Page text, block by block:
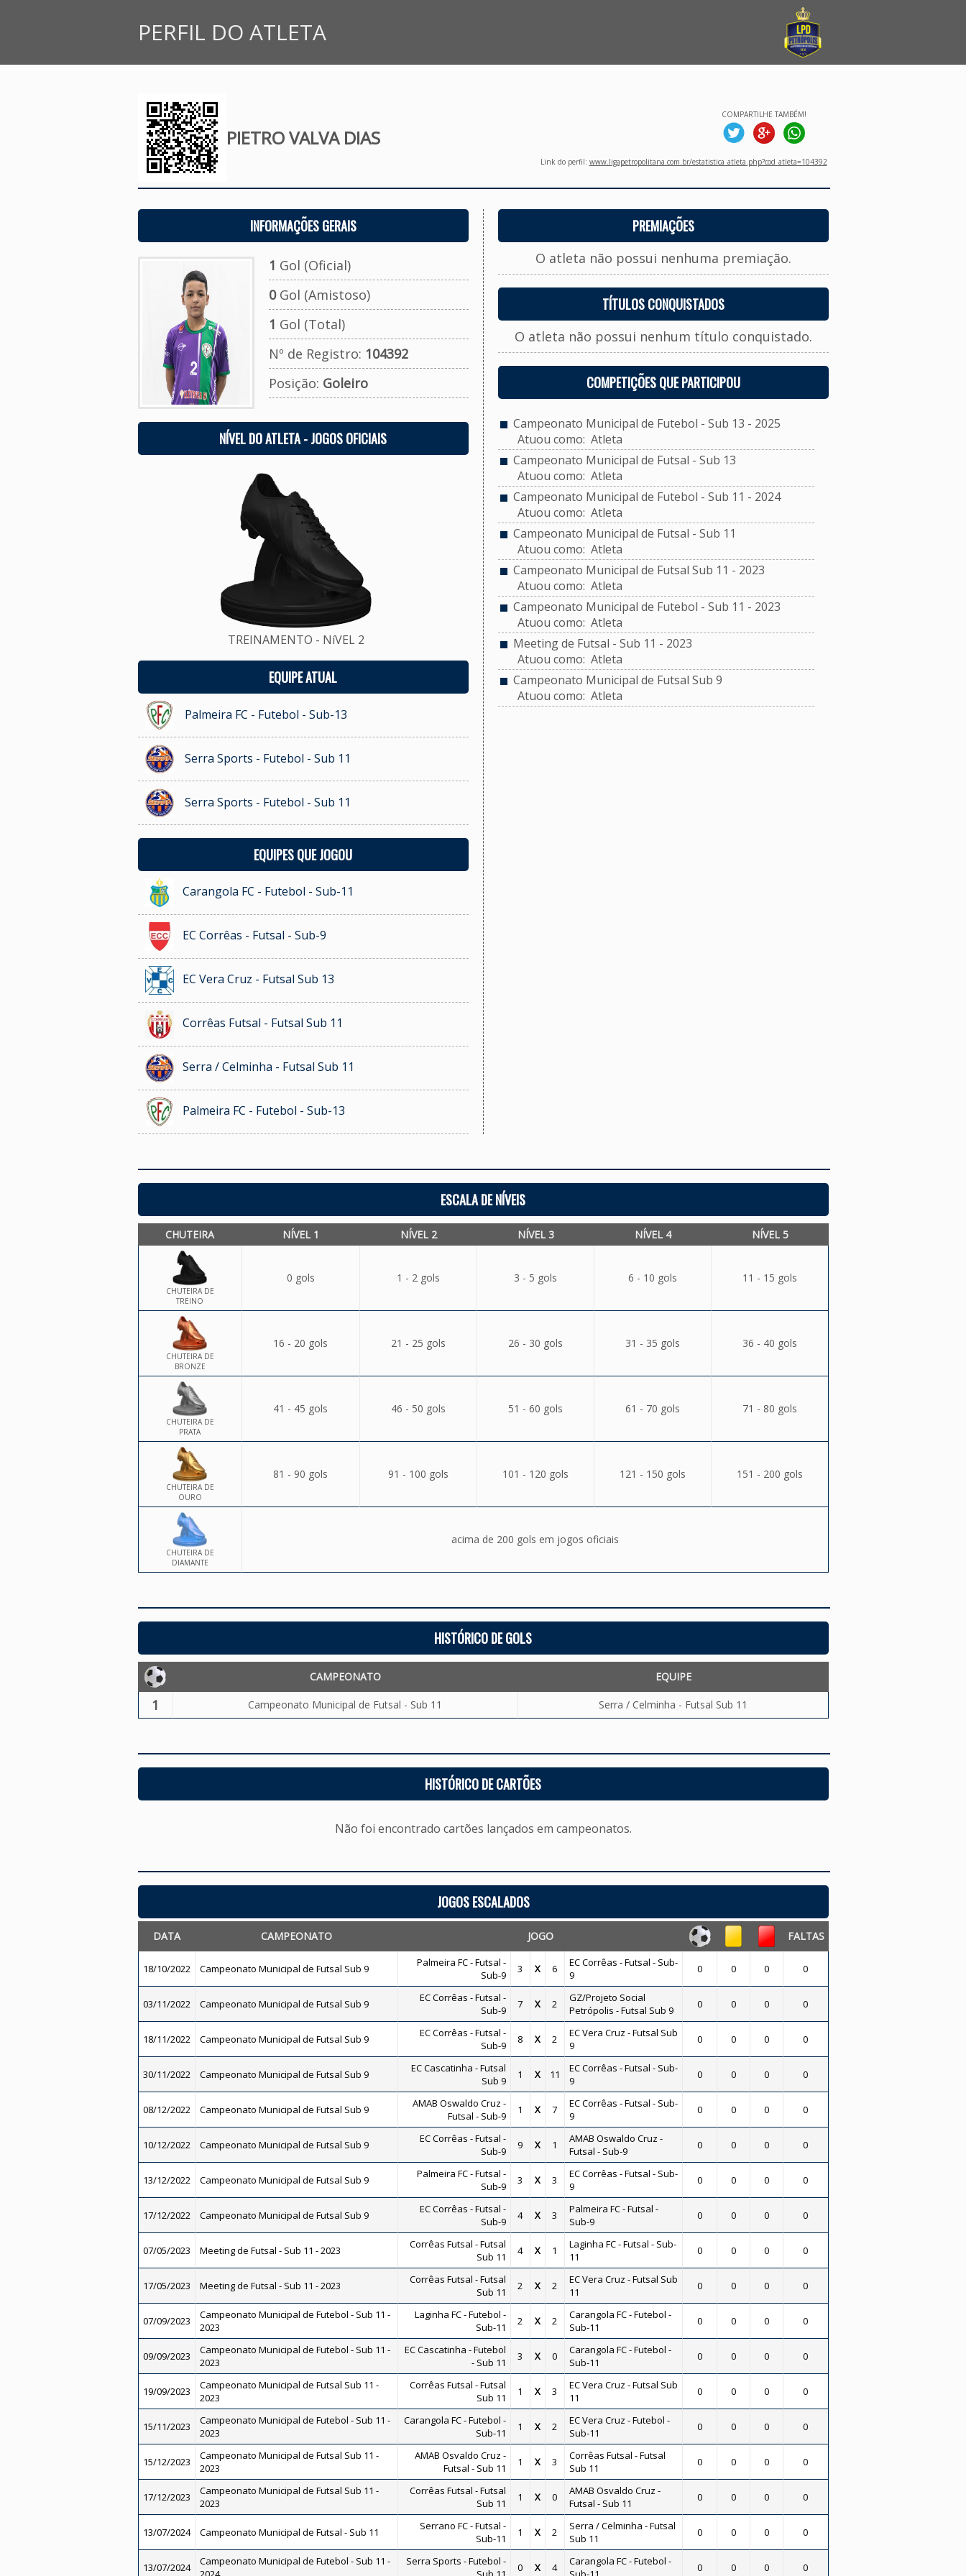
PERFIL DO ATLETA
PIETRO VALVA DIAS
COMPARTILHE TAMBÉM!
Link do perfil: www.ligapetropolitana.com.br/estatistica_atleta.php?cod_atleta=104392
INFORMAÇÕES GERAIS
1 Gol (Oficial)
0Gol (Amistoso)
1 Gol (Total)
Nº de Registro: 104392
Posição: Goleiro
NÍVEL DO ATLETA - JOGOS OFICIAIS
TREINAMENTO - NíVEL 2
EQUIPE ATUAL
Palmeira FC - Futebol - Sub-13
Serra Sports - Futebol - Sub 11
Serra Sports - Futebol - Sub 11
EQUIPES QUE JOGOU
Carangola FC - Futebol - Sub-11
EC Corrêas - Futsal - Sub-9
EC Vera Cruz - Futsal Sub 13
Corrêas Futsal - Futsal Sub 11
Serra / Celminha - Futsal Sub 11
Palmeira FC - Futebol - Sub-13
PREMIAÇÕES
O atleta não possui nenhuma premiação.
TÍTULOS CONQUISTADOS
O atleta não possui nenhum título conquistado.
COMPETIÇÕES QUE PARTICIPOU
Campeonato Municipal de Futebol - Sub 13 - 2025
Atuou como: Atleta
Campeonato Municipal de Futsal - Sub 13
Atuou como: Atleta
Campeonato Municipal de Futebol - Sub 11 - 2024
Atuou como: Atleta
Campeonato Municipal de Futsal - Sub 11
Atuou como: Atleta
Campeonato Municipal de Futsal Sub 11 - 2023
Atuou como: Atleta
Campeonato Municipal de Futebol - Sub 11 - 2023
Atuou como: Atleta
Meeting de Futsal - Sub 11 - 2023
Atuou como: Atleta
Campeonato Municipal de Futsal Sub 9
Atuou como: Atleta
ESCALA DE NÍVEIS
CHUTEIRA NÍVEL 1 NÍVEL 2 NÍVEL 3 NÍVEL 4 NÍVEL 5
CHUTEIRA DE
TREINO
0 gols 1 - 2 gols 3 - 5 gols 6 - 10 gols 11 - 15 gols
CHUTEIRA DE
BRONZE
16 - 20 gols 21 - 25 gols 26 - 30 gols 31 - 35 gols 36 - 40 gols
CHUTEIRA DE
PRATA
41 - 45 gols 46 - 50 gols 51 - 60 gols 61 - 70 gols 71 - 80 gols
CHUTEIRA DE
OURO
81 - 90 gols 91 - 100 gols 101 - 120 gols 121 - 150 gols 151 - 200 gols
CHUTEIRA DE
DIAMANTE
acima de 200 gols em jogos oficiais
HISTÓRICO DE GOLS
CAMPEONATO EQUIPE
1 Campeonato Municipal de Futsal - Sub 11 Serra / Celminha - Futsal Sub 11
HISTÓRICO DE CARTÕES
Não foi encontrado cartões lançados em campeonatos.
JOGOS ESCALADOS
DATA CAMPEONATO JOGO FALTAS
18/10/2022 Campeonato Municipal de Futsal Sub 9
Palmeira FC - Futsal -
Sub-9
3 X 6
EC Corrêas - Futsal - Sub-
9
0 0 0 0
03/11/2022 Campeonato Municipal de Futsal Sub 9
EC Corrêas - Futsal -
Sub-9
7 X 2
GZ/Projeto Social
Petrópolis - Futsal Sub 9
0 0 0 0
18/11/2022 Campeonato Municipal de Futsal Sub 9
EC Corrêas - Futsal -
Sub-9
8 X 2
EC Vera Cruz - Futsal Sub
9
0 0 0 0
30/11/2022 Campeonato Municipal de Futsal Sub 9
EC Cascatinha - Futsal
Sub 9
1 X 11
EC Corrêas - Futsal - Sub-
9
0 0 0 0
08/12/2022 Campeonato Municipal de Futsal Sub 9
AMAB Oswaldo Cruz -
Futsal - Sub-9
1 X 7
EC Corrêas - Futsal - Sub-
9
0 0 0 0
10/12/2022 Campeonato Municipal de Futsal Sub 9
EC Corrêas - Futsal -
Sub-9
9 X 1
AMAB Oswaldo Cruz -
Futsal - Sub-9
0 0 0 0
13/12/2022 Campeonato Municipal de Futsal Sub 9
Palmeira FC - Futsal -
Sub-9
3 X 3
EC Corrêas - Futsal - Sub-
9
0 0 0 0
17/12/2022 Campeonato Municipal de Futsal Sub 9
EC Corrêas - Futsal -
Sub-9
4 X 3
Palmeira FC - Futsal -
Sub-9
0 0 0 0
07/05/2023 Meeting de Futsal - Sub 11 - 2023
Corrêas Futsal - Futsal
Sub 11
4 X 1
Laginha FC - Futsal - Sub-
11
0 0 0 0
17/05/2023 Meeting de Futsal - Sub 11 - 2023
Corrêas Futsal - Futsal
Sub 11
2 X 2
EC Vera Cruz - Futsal Sub
11
0 0 0 0
07/09/2023
Campeonato Municipal de Futebol - Sub 11 -
2023
Laginha FC - Futebol -
Sub-11
2 X 2
Carangola FC - Futebol -
Sub-11
0 0 0 0
09/09/2023
Campeonato Municipal de Futebol - Sub 11 -
2023
EC Cascatinha - Futebol
- Sub 11
3 X 0
Carangola FC - Futebol -
Sub-11
0 0 0 0
19/09/2023
Campeonato Municipal de Futsal Sub 11 -
2023
Corrêas Futsal - Futsal
Sub 11
1 X 3
EC Vera Cruz - Futsal Sub
11
0 0 0 0
15/11/2023
Campeonato Municipal de Futebol - Sub 11 -
2023
Carangola FC - Futebol -
Sub-11
1 X 2
EC Vera Cruz - Futebol -
Sub-11
0 0 0 0
15/12/2023
Campeonato Municipal de Futsal Sub 11 -
2023
AMAB Osvaldo Cruz -
Futsal - Sub 11
1 X 3
Corrêas Futsal - Futsal
Sub 11
0 0 0 0
17/12/2023
Campeonato Municipal de Futsal Sub 11 -
2023
Corrêas Futsal - Futsal
Sub 11
1 X 0
AMAB Osvaldo Cruz -
Futsal - Sub 11
0 0 0 0
13/07/2024 Campeonato Municipal de Futsal - Sub 11
Serrano FC - Futsal -
Sub-11
1 X 2
Serra / Celminha - Futsal
Sub 11
0 0 0 0
13/07/2024
Campeonato Municipal de Futebol - Sub 11 -
Serra Sports - Futebol -
0 X 4
Carangola FC - Futebol -
0 0 0 0